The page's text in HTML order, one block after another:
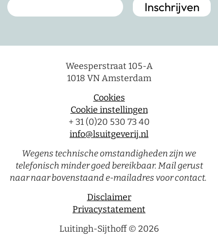
Weesperstraat 105-A
1018 VN Amsterdam
Cookies
Cookie instellingen
+ 31 (0)20 530 73 40
info@lsuitgeverij.nl
Wegens technische omstandigheden zijn we
telefonisch minder goed bereikbaar. Mail gerust
naar naar bovenstaand e-mailadres voor contact.
Disclaimer
Privacystatement
Luitingh-Sijthoff © 2026